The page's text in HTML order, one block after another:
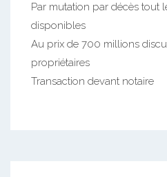
Par mutation par décès tout
disponibles
Au prix de 700 millions
propriétaires
Transaction devant notaire